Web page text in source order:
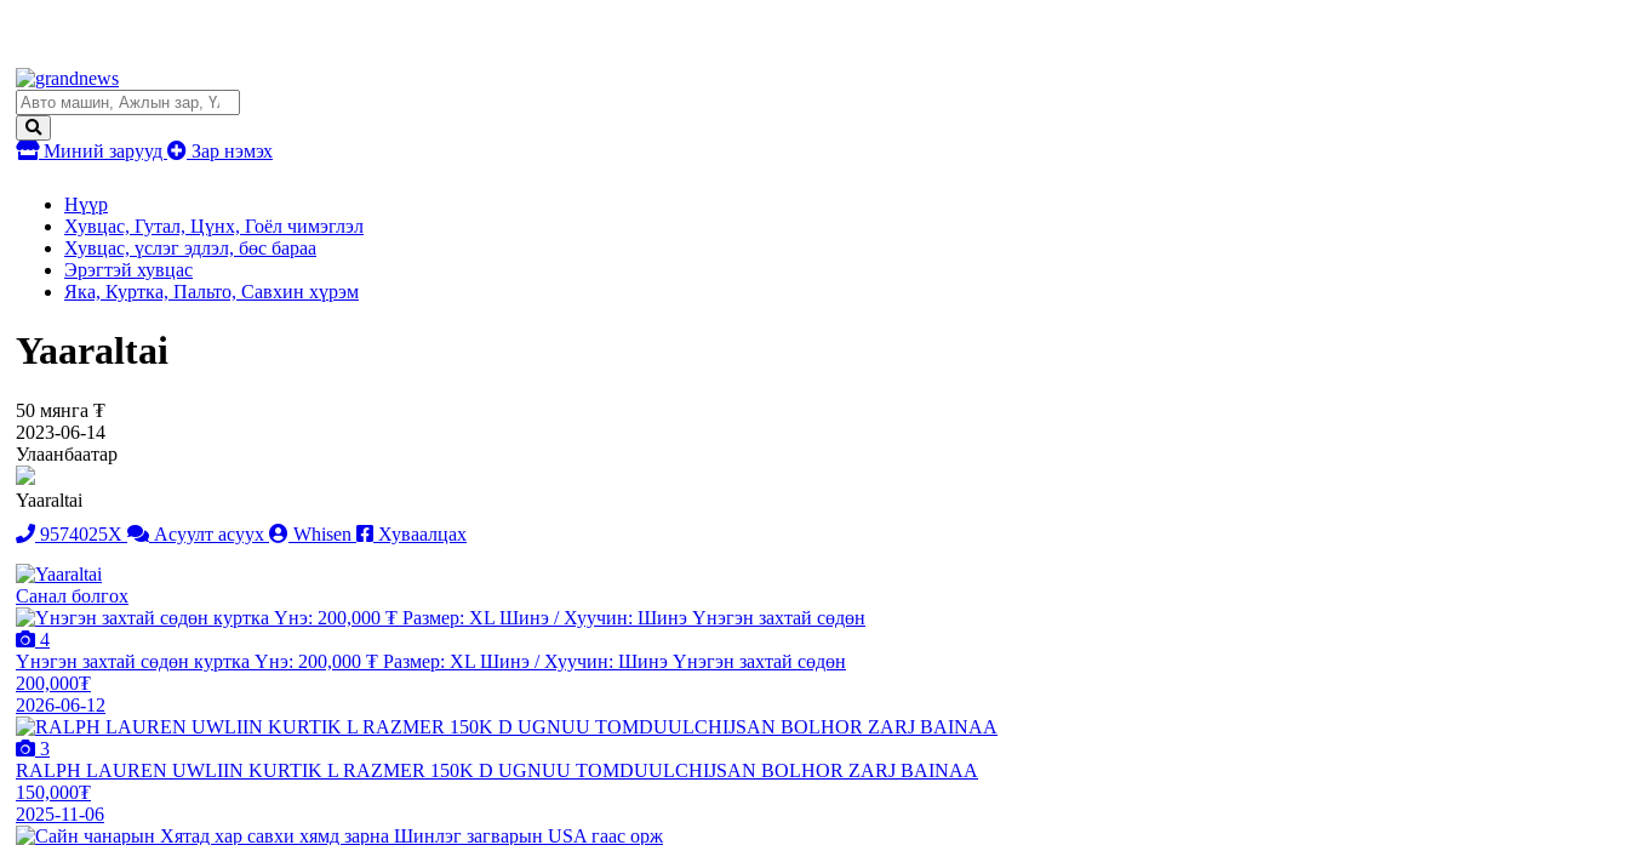
Миний зарууд Зар нэмэх
Нүүр
Хувцас, Гутал, Цүнх, Гоёл чимэглэл
Хувцас, үслэг эдлэл, бөс бараа
Эрэгтэй хувцас
Яка, Куртка, Пальто, Савхин хүрэм
Yaaraltai
50 мянга ₮
2023-06-14
Улаанбаатар
Yaaraltai
9574025X
Асуулт асуух Whisen Хуваалцах
Санал болгох
4
Үнэгэн захтай сөдөн куртка Үнэ: 200,000 ₮ Размер: XL Шинэ / Хуучин: Шинэ Үнэгэн захтай сөдөн
200,000₮
2026-06-12
3
RALPH LAUREN UWLIIN KURTIK L RAZMER 150K D UGNUU TOMDUULCHIJSAN BOLHOR ZARJ BAINAA
150,000₮
2025-11-06